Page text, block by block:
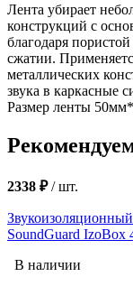
Лента убирает
конструкций с
благодаря
сжатии.
металлических
звука в каркасные
Размер ленты
2338 ₽/шт.
SoundGuard IzoBox
В наличии